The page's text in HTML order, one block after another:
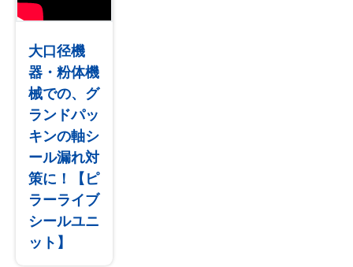
大口径機
器・粉体機
械での、グ
ランドパッ
キンの軸シ
ール漏れ対
策に！【ピ
ラーライブ
シールユニ
ット】